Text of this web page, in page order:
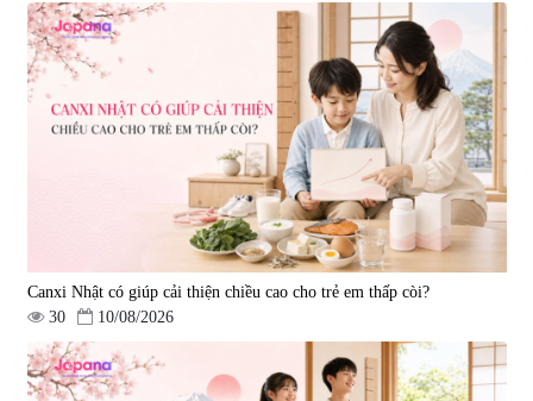
Canxi Nhật có giúp cải thiện chiều cao cho trẻ em thấp còi?
30
10/08/2026